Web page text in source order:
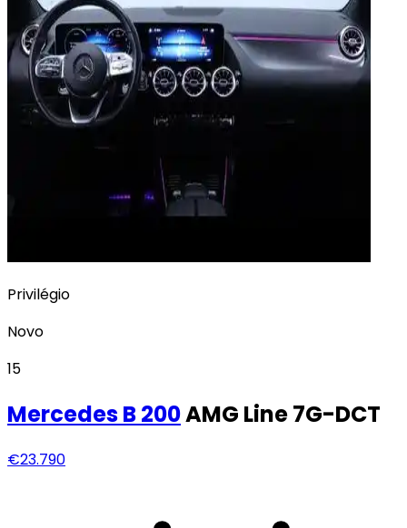
Privilégio
Novo
15
MercedesB 200AMG Line 7G-DCT
€23.790